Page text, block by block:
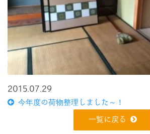
2015.07.29
今年度の荷物整理しました～！
一覧に戻る